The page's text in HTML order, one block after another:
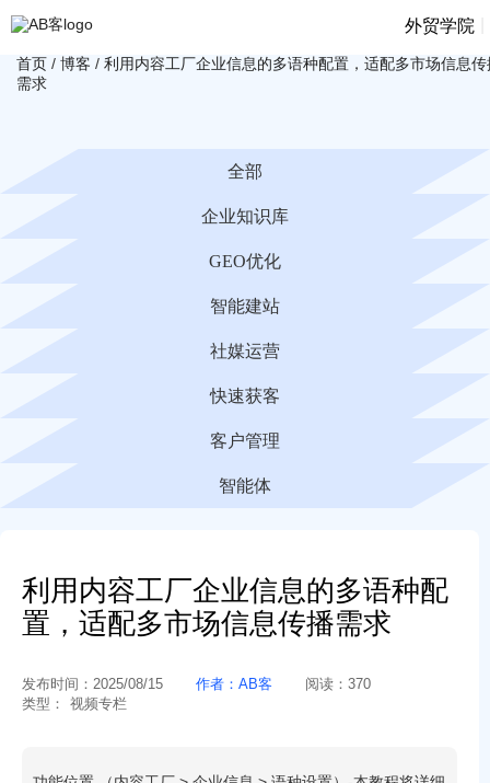
外贸学院
首页 / 博客 / 利用内容工厂企业信息的多语种配置，适配多市场信息传
需求
全部
企业知识库
GEO优化
智能建站
社媒运营
快速获客
客户管理
智能体
利用内容工厂企业信息的多语种配
置，适配多市场信息传播需求
发布时间： 2025/08/15 作者： AB客 阅读： 370
类型：
视频专栏